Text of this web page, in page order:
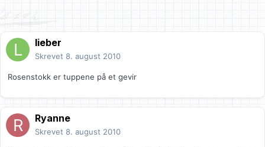
lieber
Skrevet 8. august 2010
Rosenstokk er tuppene på et gevir
Ryanne
Skrevet 8. august 2010